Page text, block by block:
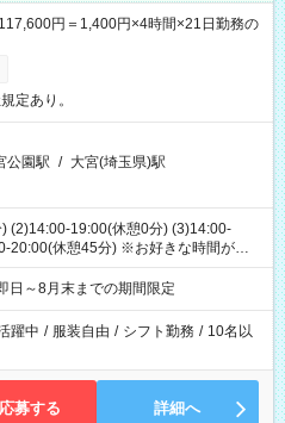
円＝1,400円×4時間×21日勤務の
定あり。
公園駅 / 大宮(埼玉県)駅
(2)14:00-19:00(休憩0分) (3)14:00-
20:00(休憩45分) ※お好きな時間が選べ
日～8月末までの期間限定
躍中 / 服装自由 / シフト勤務 / 10名以
応募する 詳細へ